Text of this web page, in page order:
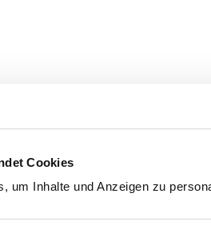
Cookies
um Inhalte und Anzeigen zu